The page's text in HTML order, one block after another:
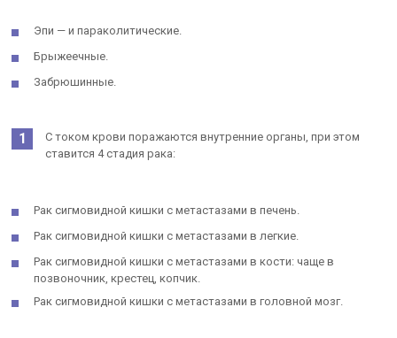
Эпи — и параколитические.
Брыжеечные.
Забрюшинные.
С током крови поражаются внутренние органы, при этом
ставится 4 стадия рака:
Рак сигмовидной кишки с метастазами в печень.
Рак сигмовидной кишки с метастазами в легкие.
Рак сигмовидной кишки с метастазами в кости: чаще в
позвоночник, крестец, копчик.
Рак сигмовидной кишки с метастазами в головной мозг.